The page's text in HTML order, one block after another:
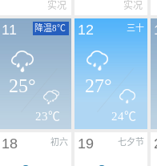
实况 实况
降温8℃
11
25°
23℃
三十
12
27°
24℃
初六
18 七夕节
19